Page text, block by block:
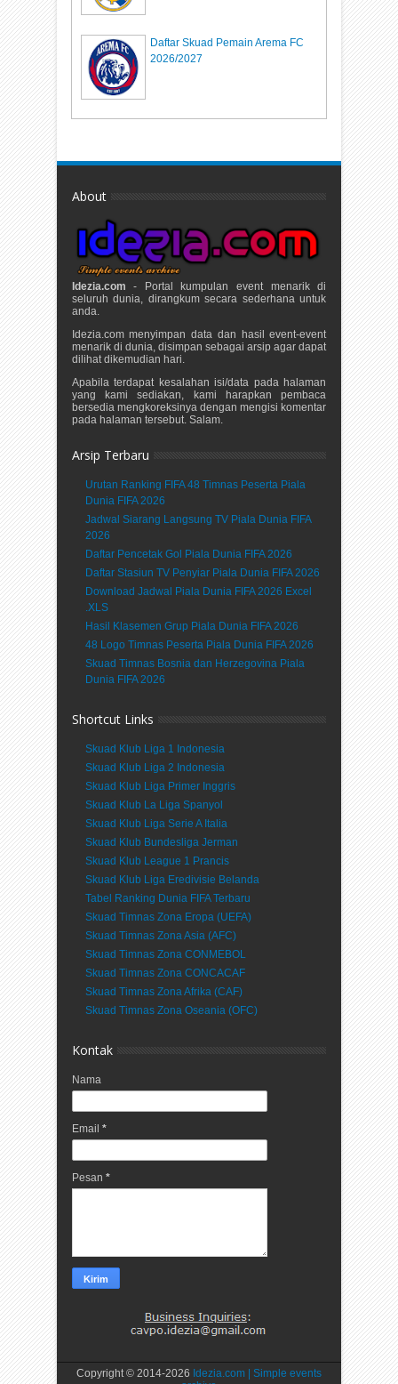
Daftar Skuad Pemain Arema FC
2026/2027
About
Idezia.com - Portal kumpulan event menarik di
seluruh dunia, dirangkum secara sederhana untuk
anda.
Idezia.com menyimpan data dan hasil event-event
menarik di dunia, disimpan sebagai arsip agar dapat
dilihat dikemudian hari.
Apabila terdapat kesalahan isi/data pada halaman
yang kami sediakan, kami harapkan pembaca
bersedia mengkoreksinya dengan mengisi komentar
pada halaman tersebut. Salam.
Arsip Terbaru
Urutan Ranking FIFA 48 Timnas Peserta Piala
Dunia FIFA 2026
Jadwal Siarang Langsung TV Piala Dunia FIFA
2026
Daftar Pencetak Gol Piala Dunia FIFA 2026
Daftar Stasiun TV Penyiar Piala Dunia FIFA 2026
Download Jadwal Piala Dunia FIFA 2026 Excel
.XLS
Hasil Klasemen Grup Piala Dunia FIFA 2026
48 Logo Timnas Peserta Piala Dunia FIFA 2026
Skuad Timnas Bosnia dan Herzegovina Piala
Dunia FIFA 2026
Shortcut Links
Skuad Klub Liga 1 Indonesia
Skuad Klub Liga 2 Indonesia
Skuad Klub Liga Primer Inggris
Skuad Klub La Liga Spanyol
Skuad Klub Liga Serie A Italia
Skuad Klub Bundesliga Jerman
Skuad Klub League 1 Prancis
Skuad Klub Liga Eredivisie Belanda
Tabel Ranking Dunia FIFA Terbaru
Skuad Timnas Zona Eropa (UEFA)
Skuad Timnas Zona Asia (AFC)
Skuad Timnas Zona CONMEBOL
Skuad Timnas Zona CONCACAF
Skuad Timnas Zona Afrika (CAF)
Skuad Timnas Zona Oseania (OFC)
Kontak
Nama
Email *
Pesan *
Copyright © 2014-2026 Idezia.com | Simple events